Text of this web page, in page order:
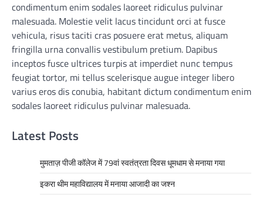
condimentum enim sodales laoreet ridiculus pulvinar
malesuada. Molestie velit lacus tincidunt orci at fusce
vehicula, risus taciti cras posuere erat metus, aliquam
fringilla urna convallis vestibulum pretium. Dapibus
inceptos fusce ultrices turpis at imperdiet nunc tempus
feugiat tortor, mi tellus scelerisque augue integer libero
varius eros dis conubia, habitant dictum condimentum enim
sodales laoreet ridiculus pulvinar malesuada.
Latest Posts
मुमताज़ पीजी कॉलेज में 79वां स्वतंत्रता दिवस धूमधाम से मनाया गया
इकरा थीम महाविद्यालय में मनाया आजादी का जश्न